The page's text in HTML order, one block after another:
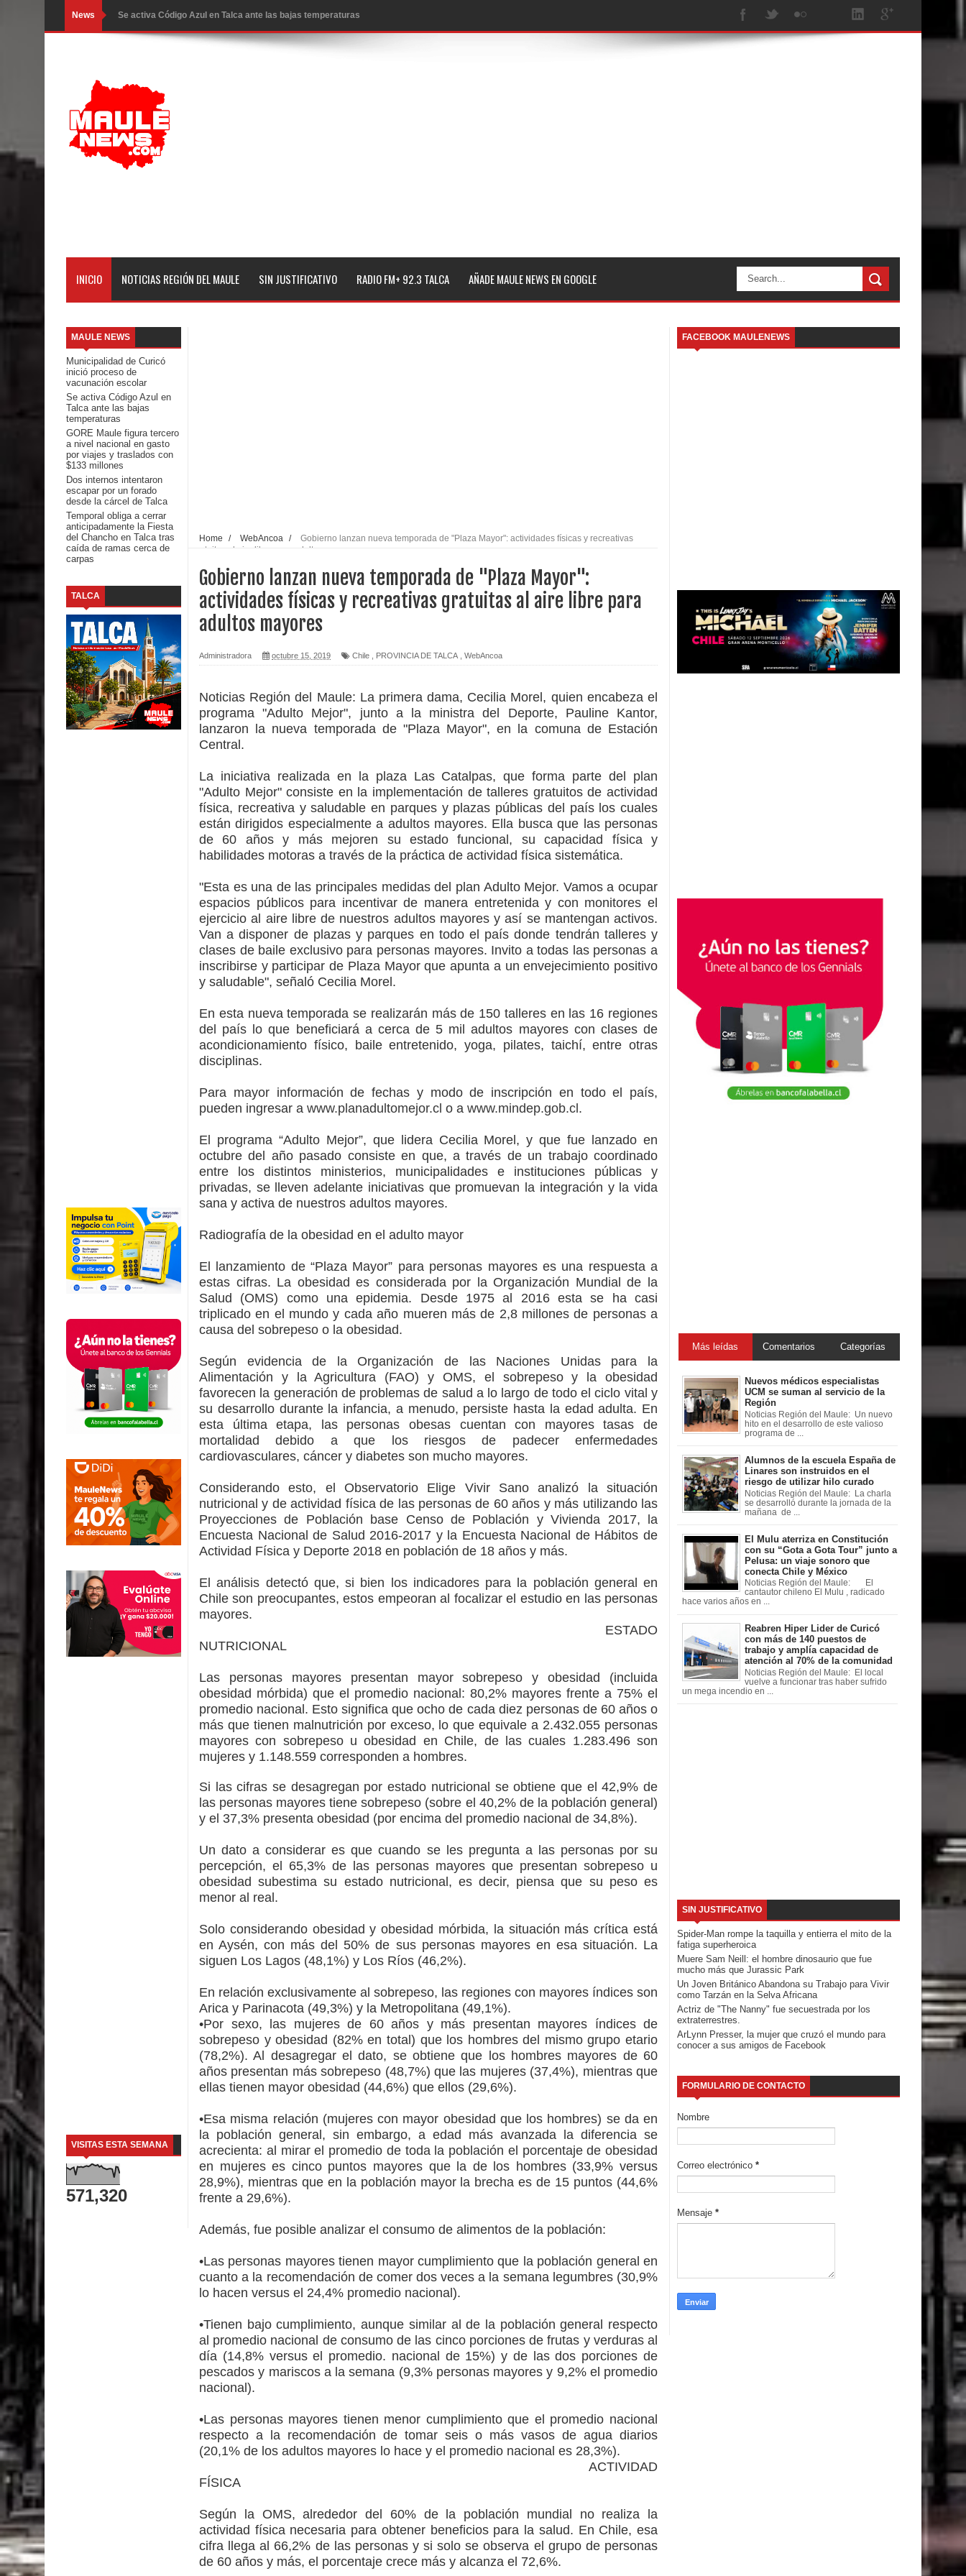
News GORE Maule figura tercero a nivel nacional en gasto por viajes y traslados con $133 millones
Dos internos intentaron escapar por un forado desde la cárcel de Talca
Miles llegan a la Plaza de Armas de Talca en el inicio de la Fiesta del Chancho 2026
Torneo de Asadores reúne a 13 equipos en la Fiesta del Chancho 2026 en Talca
Alerta por hantavirus: expertos piden reforzar medidas y consulta oportuna
virus respiratorios
Empedrado desarrolló con éxito el desafío guerreros 2026
comunidades escolares
Alta positividad en influenza hace que expertos reiteren llamado a vacunarse
Mario Meza endurece críticas contra ministra de Salud por dejar fuera a Linares: “No dará la cara”
Seremi de Desarrollo Social y Familia mantiene despliegue para apoyar a niños y adolescentes durante la
emergencia.
Del anime al K-pop: especialistas U. de Chile analizan el creciente interés por las culturas japonesa y coreana
Renuncia del seremi Minvu en el Maule golpea al Gobierno en medio de denuncias por viviendas sociales en
Diputado Jorge Guzmán rechaza proyecto de interconexión eléctrica en la alta cordillera del Maule por su
impacto ambiental
INDAP entregó $189 millones en incentivos a usuarios de PRODESAL de la provincia de Linares
Municipalidad de Curicó apuesta a la innovación en tecnología educativa con nuevas pantallas interactivas del
Colegio El Boldo
Municipalidad de Curicó inició proceso de vacunación escolar
Se activa Código Azul en Talca ante las bajas temperaturas
INICIO NOTICIAS REGIÓN DEL MAULE SIN JUSTIFICATIVO RADIO FM+ 92.3 TALCA AÑADE MAULE NEWS EN GOOGLE
MAULE NEWS
Municipalidad de Curicó
inició proceso de
vacunación escolar
Se activa Código Azul en
Talca ante las bajas
temperaturas
GORE Maule figura tercero
a nivel nacional en gasto
por viajes y traslados con
$133 millones
Dos internos intentaron
escapar por un forado
desde la cárcel de Talca
Temporal obliga a cerrar
anticipadamente la Fiesta
del Chancho en Talca tras
caída de ramas cerca de
carpas
TALCA
VISITAS ESTA SEMANA
571,320
Home / WebAncoa /
Gobierno lanzan nueva temporada de "Plaza Mayor": actividades físicas y recreativas
gratuitas al aire libre para adultos mayores
Gobierno lanzan nueva temporada de "Plaza Mayor":
actividades físicas y recreativas gratuitas al aire libre para
adultos mayores
Administradora octubre 15, 2019 Chile PROVINCIA DE TALCA WebAncoa
Noticias Región del Maule: La primera dama, Cecilia Morel, quien encabeza el
programa "Adulto Mejor", junto a la ministra del Deporte, Pauline Kantor,
lanzaron la nueva temporada de "Plaza Mayor", en la comuna de Estación
Central.
La iniciativa realizada en la plaza Las Catalpas, que forma parte del plan
"Adulto Mejor" consiste en la implementación de talleres gratuitos de actividad
física, recreativa y saludable en parques y plazas públicas del país los cuales
están dirigidos especialmente a adultos mayores. Ella busca que las personas
de 60 años y más mejoren su estado funcional, su capacidad física y
habilidades motoras a través de la práctica de actividad física sistemática.
"Esta es una de las principales medidas del plan Adulto Mejor. Vamos a ocupar
espacios públicos para incentivar de manera entretenida y con monitores el
ejercicio al aire libre de nuestros adultos mayores y así se mantengan activos.
Van a disponer de plazas y parques en todo el país donde tendrán talleres y
clases de baile exclusivo para personas mayores. Invito a todas las personas a
inscribirse y participar de Plaza Mayor que apunta a un envejecimiento positivo
y saludable", señaló Cecilia Morel.
En esta nueva temporada se realizarán más de 150 talleres en las 16 regiones
del país lo que beneficiará a cerca de 5 mil adultos mayores con clases de
acondicionamiento físico, baile entretenido, yoga, pilates, taichí, entre otras
disciplinas.
Para mayor información de fechas y modo de inscripción en todo el país,
pueden ingresar a www.planadultomejor.cl o a www.mindep.gob.cl.
El programa “Adulto Mejor”, que lidera Cecilia Morel, y que fue lanzado en
octubre del año pasado consiste en que, a través de un trabajo coordinado
entre los distintos ministerios, municipalidades e instituciones públicas y
privadas, se lleven adelante iniciativas que promuevan la integración y la vida
sana y activa de nuestros adultos mayores.
Radiografía de la obesidad en el adulto mayor
El lanzamiento de “Plaza Mayor” para personas mayores es una respuesta a
estas cifras. La obesidad es considerada por la Organización Mundial de la
Salud (OMS) como una epidemia. Desde 1975 al 2016 esta se ha casi
triplicado en el mundo y cada año mueren más de 2,8 millones de personas a
causa del sobrepeso o la obesidad.
Según evidencia de la Organización de las Naciones Unidas para la
Alimentación y la Agricultura (FAO) y OMS, el sobrepeso y la obesidad
favorecen la generación de problemas de salud a lo largo de todo el ciclo vital y
su desarrollo durante la infancia, a menudo, persiste hasta la edad adulta. En
esta última etapa, las personas obesas cuentan con mayores tasas de
mortalidad debido a que los riesgos de padecer enfermedades
cardiovasculares, cáncer y diabetes son mucho mayores.
Considerando esto, el Observatorio Elige Vivir Sano analizó la situación
nutricional y de actividad física de las personas de 60 años y más utilizando las
Proyecciones de Población base Censo de Población y Vivienda 2017, la
Encuesta Nacional de Salud 2016-2017 y la Encuesta Nacional de Hábitos de
Actividad Física y Deporte 2018 en población de 18 años y más.
El análisis detectó que, si bien los indicadores para la población general en
Chile son preocupantes, estos empeoran al focalizar el estudio en las personas
mayores.
ESTADO
NUTRICIONAL
Las personas mayores presentan mayor sobrepeso y obesidad (incluida
obesidad mórbida) que el promedio nacional: 80,2% mayores frente a 75% el
promedio nacional. Esto significa que ocho de cada diez personas de 60 años o
más que tienen malnutrición por exceso, lo que equivale a 2.432.055 personas
mayores con sobrepeso u obesidad en Chile, de las cuales 1.283.496 son
mujeres y 1.148.559 corresponden a hombres.
Si las cifras se desagregan por estado nutricional se obtiene que el 42,9% de
las personas mayores tiene sobrepeso (sobre el 40,2% de la población general)
y el 37,3% presenta obesidad (por encima del promedio nacional de 34,8%).
Un dato a considerar es que cuando se les pregunta a las personas por su
percepción, el 65,3% de las personas mayores que presentan sobrepeso u
obesidad subestima su estado nutricional, es decir, piensa que su peso es
menor al real.
Solo considerando obesidad y obesidad mórbida, la situación más crítica está
en Aysén, con más del 50% de sus personas mayores en esa situación. La
siguen Los Lagos (48,1%) y Los Ríos (46,2%).
En relación exclusivamente al sobrepeso, las regiones con mayores índices son
Arica y Parinacota (49,3%) y la Metropolitana (49,1%).
•Por sexo, las mujeres de 60 años y más presentan mayores índices de
sobrepeso y obesidad (82% en total) que los hombres del mismo grupo etario
(78,2%). Al desagregar el dato, se obtiene que los hombres mayores de 60
años presentan más sobrepeso (48,7%) que las mujeres (37,4%), mientras que
ellas tienen mayor obesidad (44,6%) que ellos (29,6%).
•Esa misma relación (mujeres con mayor obesidad que los hombres) se da en
la población general, sin embargo, a edad más avanzada la diferencia se
acrecienta: al mirar el promedio de toda la población el porcentaje de obesidad
en mujeres es cinco puntos mayores que la de los hombres (33,9% versus
28,9%), mientras que en la población mayor la brecha es de 15 puntos (44,6%
frente a 29,6%).
Además, fue posible analizar el consumo de alimentos de la población:
•Las personas mayores tienen mayor cumplimiento que la población general en
cuanto a la recomendación de comer dos veces a la semana legumbres (30,9%
lo hacen versus el 24,4% promedio nacional).
•Tienen bajo cumplimiento, aunque similar al de la población general respecto
al promedio nacional de consumo de las cinco porciones de frutas y verduras al
día (14,8% versus el promedio. nacional de 15%) y de las dos porciones de
pescados y mariscos a la semana (9,3% personas mayores y 9,2% el promedio
nacional).
•Las personas mayores tienen menor cumplimiento que el promedio nacional
respecto a la recomendación de tomar seis o más vasos de agua diarios
(20,1% de los adultos mayores lo hace y el promedio nacional es 28,3%).
ACTIVIDAD
FÍSICA
Según la OMS, alrededor del 60% de la población mundial no realiza la
actividad física necesaria para obtener beneficios para la salud. En Chile, esa
cifra llega al 66,2% de las personas y si solo se observa el grupo de personas
de 60 años y más, el porcentaje crece más y alcanza el 72,6%.
FACEBOOK MAULENEWS
Más leídas Comentarios Categorías
Nuevos médicos especialistas
UCM se suman al servicio de la
Región
Noticias Región del Maule: Un nuevo
hito en el desarrollo de este valioso
programa de ...
Alumnos de la escuela España de
Linares son instruidos en el
riesgo de utilizar hilo curado
Noticias Región del Maule: La charla
se desarrolló durante la jornada de la
mañana de ...
El Mulu aterriza en Constitución
con su “Gota a Gota Tour” junto a
Pelusa: un viaje sonoro que
conecta Chile y México
Noticias Región del Maule: El
cantautor chileno El Mulu , radicado
hace varios años en ...
Reabren Hiper Lider de Curicó
con más de 140 puestos de
trabajo y amplía capacidad de
atención al 70% de la comunidad
Noticias Región del Maule: El local
vuelve a funcionar tras haber sufrido
un mega incendio en ...
SIN JUSTIFICATIVO
Spider-Man rompe la taquilla y entierra el mito de la
fatiga superheroica
Muere Sam Neill: el hombre dinosaurio que fue
mucho más que Jurassic Park
Un Joven Británico Abandona su Trabajo para Vivir
como Tarzán en la Selva Africana
Actriz de "The Nanny" fue secuestrada por los
extraterrestres.
ArLynn Presser, la mujer que cruzó el mundo para
conocer a sus amigos de Facebook
FORMULARIO DE CONTACTO
Nombre
Correo electrónico *
Mensaje *